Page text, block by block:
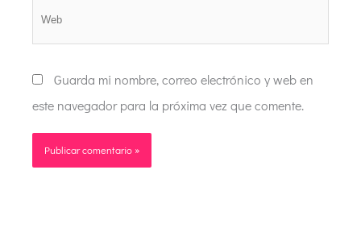
Guarda mi nombre, correo electrónico y web en
este navegador para la próxima vez que comente.